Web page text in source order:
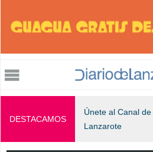
DESTACAMOS
Únete al Canal
Lanzarote